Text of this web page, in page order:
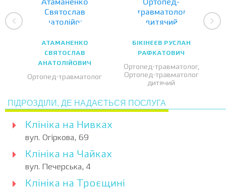
АТАМАНЕНКО
СВЯТОСЛАВ
АНАТОЛІЙОВИЧ
Ортопед-травматолог
БІКІНЄЄВ РУСЛАН
РАФКАТОВИЧ
Ортопед-травматолог,
Ортопед-травматолог
дитячий
ПІДРОЗДІЛИ, ДЕ НАДАЄТЬСЯ ПОСЛУГА
Клініка на Нивках
вул. Огіркова, 69
Клініка на Чайках
вул. Печерська, 4
Клініка на Троєщині